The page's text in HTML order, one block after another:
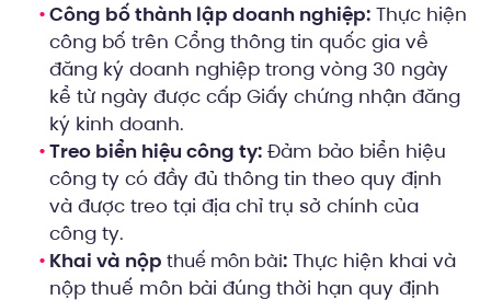
Công bố thành lập doanh nghiệp: Thực hiện
công bố trên Cổng thông tin quốc gia về
đăng ký doanh nghiệp trong vòng 30 ngày
kể từ ngày được cấp Giấy chứng nhận đăng
ký kinh doanh.
Treo biển hiệu công ty: Đảm bảo biển hiệu
công ty có đầy đủ thông tin theo quy định
và được treo tại địa chỉ trụ sở chính của
công ty.
Khai và nộp thuế môn bài: Thực hiện khai và
nộp thuế môn bài đúng thời hạn quy định